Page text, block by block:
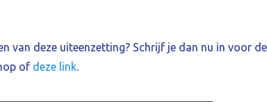
van deze uiteenzetting? Schrijf je dan nu in voor
of deze link.